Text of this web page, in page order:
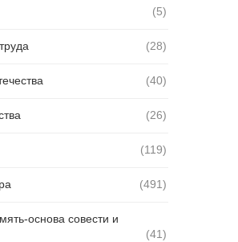
(5)
(28)
(40)
(26)
(119)
(491)
основа совести и
(41)